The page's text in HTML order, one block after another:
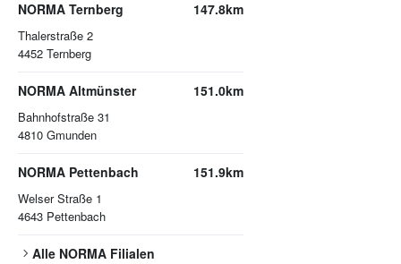
NORMA Ternberg
Thalerstraße 2
4452 Ternberg
147.8km
NORMA Altmünster
Bahnhofstraße 31
4810 Gmunden
151.0km
NORMA Pettenbach
Welser Straße 1
4643 Pettenbach
151.9km
Alle NORMA Filialen